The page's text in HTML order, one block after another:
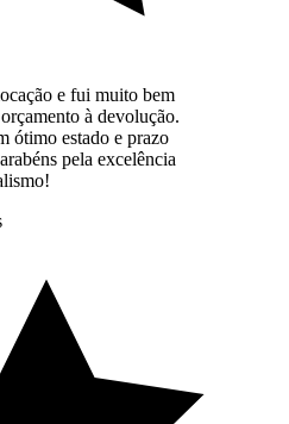
e fui muito bem
à devolução.
ótimo estado e prazo
pela excelência